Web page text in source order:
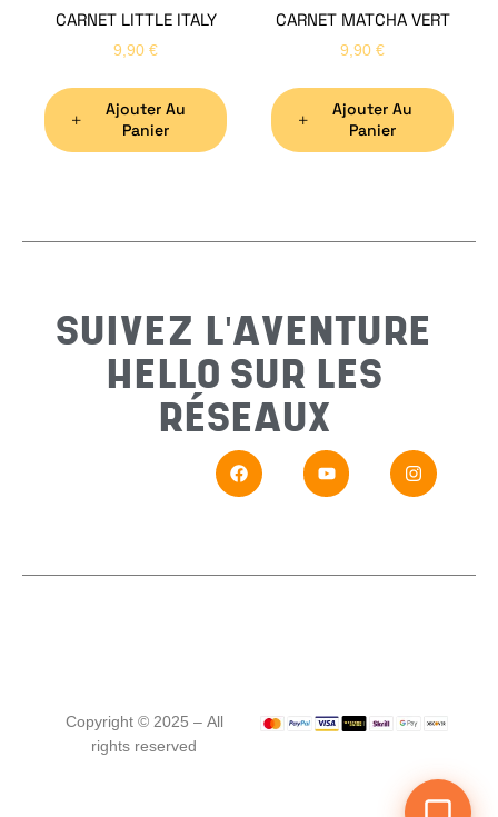
CARNET LITTLE ITALY
9,90 €
Ajouter Au
Panier
CARNET MATCHA VERT
9,90 €
Ajouter Au
Panier
SUIVEZ L'AVENTURE
HELLO SUR LES
RÉSEAUX
Copyright © 2025 – All
rights reserved